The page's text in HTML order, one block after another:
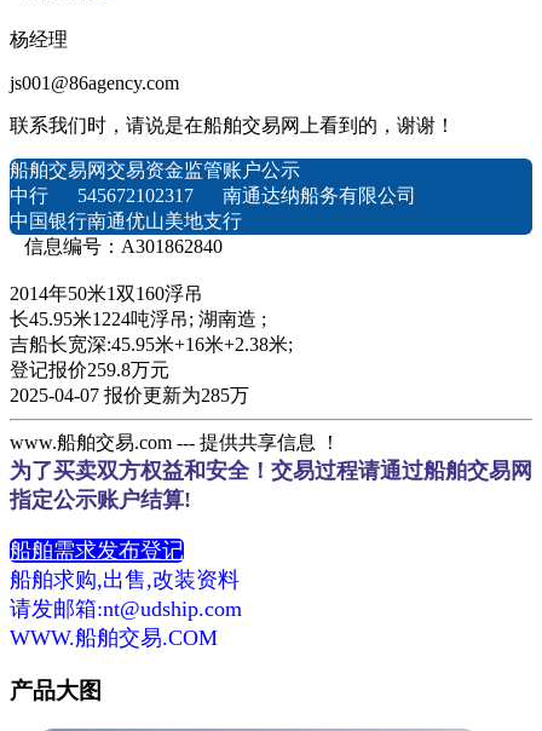
杨经理
js001@86agency.com
联系我们时，请说是在船舶交易网上看到的，谢谢！
船舶交易网交易资金监管账户公示
中行 545672102317 南通达纳船务有限公司
中国银行南通优山美地支行
信息编号：A301862840
2014年50米1双160浮吊
长45.95米1224吨浮吊; 湖南造 ;
吉船长宽深:45.95米+16米+2.38米;
登记报价259.8万元
2025-04-07 报价更新为285万
www.船舶交易.com --- 提供共享信息 ！
为了买卖双方权益和安全！交易过程请通过船舶交易网
指定公示账户结算!
船舶需求发布登记
船舶求购,出售,改装资料
请发邮箱:nt@udship.com
WWW.船舶交易.COM
产品大图